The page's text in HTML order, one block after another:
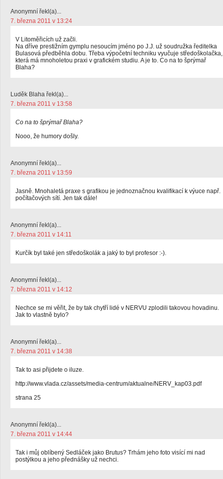
Anonymní řekl(a)...
7. března 2011 v 13:24
V Litoměřicích už začli.
Na dříve prestižním gymplu nesoucím jméno po J.J. už soudružka ředitelka
Bulasová předběhla dobu. Třeba výpočetní techniku vyučuje středoškolačka,
která má mnoholetou praxi v grafickém studiu. A je to. Co na to šprýmař
Blaha?
Luděk Blaha řekl(a)...
7. března 2011 v 13:58
Co na to šprýmař Blaha?
Nooo, že humory došly.
Anonymní řekl(a)...
7. března 2011 v 13:59
Jasně. Mnohaletá praxe s grafikou je jednoznačnou kvalifikací k výuce např.
počítačových sítí. Jen tak dále!
Anonymní řekl(a)...
7. března 2011 v 14:11
Kurčík byl také jen středoškolák a jaký to byl profesor :-).
Anonymní řekl(a)...
7. března 2011 v 14:12
Nechce se mi věřit, že by tak chytří lidé v NERVU zplodili takovou hovadinu.
Jak to vlastně bylo?
Anonymní řekl(a)...
7. března 2011 v 14:38
Tak to asi přijdete o iluze.
http://www.vlada.cz/assets/media-centrum/aktualne/NERV_kap03.pdf
strana 25
Anonymní řekl(a)...
7. března 2011 v 14:44
Tak i můj oblíbený Sedláček jako Brutus? Trhám jeho foto visící mi nad
postýlkou a jeho přednášky už nechci.